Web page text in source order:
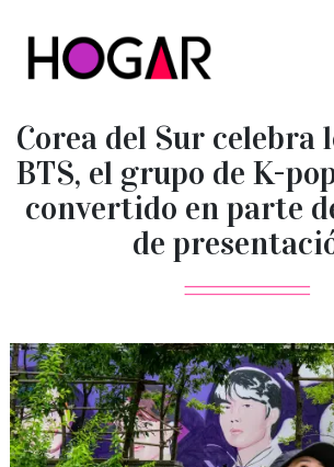
Corea del Sur celebra
BTS, el grupo de K-
convertido en parte
de